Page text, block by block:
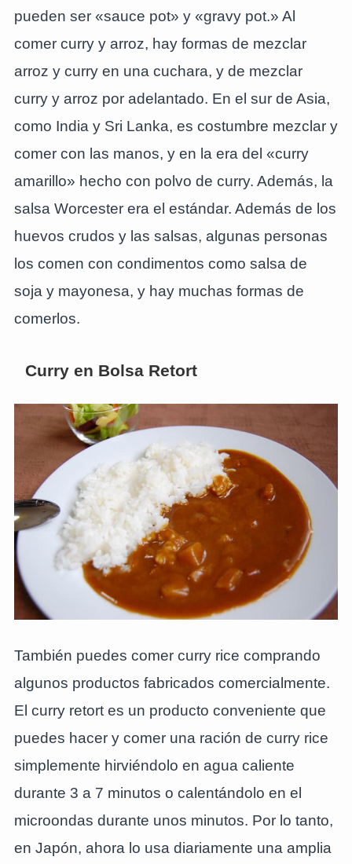
pueden ser «sauce pot» y «gravy pot.» Al
comer curry y arroz, hay formas de mezclar
arroz y curry en una cuchara, y de mezclar
curry y arroz por adelantado. En el sur de Asia,
como India y Sri Lanka, es costumbre mezclar y
comer con las manos, y en la era del «curry
amarillo» hecho con polvo de curry. Además, la
salsa Worcester era el estándar. Además de los
huevos crudos y las salsas, algunas personas
los comen con condimentos como salsa de
soja y mayonesa, y hay muchas formas de
comerlos.
Curry en Bolsa Retort
También puedes comer curry rice comprando
algunos productos fabricados comercialmente.
El curry retort es un producto conveniente que
puedes hacer y comer una ración de curry rice
simplemente hirviéndolo en agua caliente
durante 3 a 7 minutos o calentándolo en el
microondas durante unos minutos. Por lo tanto,
en Japón, ahora lo usa diariamente una amplia